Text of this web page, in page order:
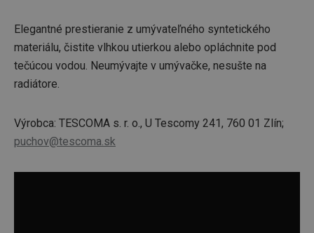
Elegantné prestieranie z umývateľného syntetického
materiálu, čistite vlhkou utierkou alebo opláchnite pod
tečúcou vodou. Neumývajte v umývačke, nesušte na
radiátore.
Výrobca: TESCOMA s. r. o., U Tescomy 241, 760 01 Zlín;
puchov@tescoma.sk